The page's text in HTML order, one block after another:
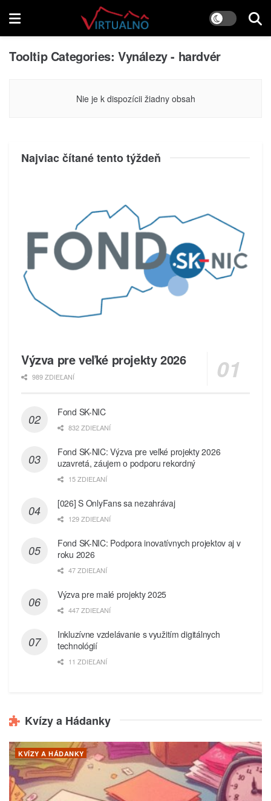
Tooltip Categories:Vynálezy - hardvér
Nie je k dispozícii žiadny obsah
Najviac čítané tento týždeň
Výzva pre veľké projekty 2026
989 ZDIEĽANÍ
Fond SK-NIC
832 ZDIEĽANÍ
Fond SK-NIC: Výzva pre veľké projekty 2026
uzavretá, záujem o podporu rekordný
15 ZDIEĽANÍ
[026] S OnlyFans sa nezahrávaj
129 ZDIEĽANÍ
Fond SK-NIC: Podpora inovatívnych projektov aj v
roku 2026
47 ZDIEĽANÍ
Výzva pre malé projekty 2025
447 ZDIEĽANÍ
Inkluzívne vzdelávanie s využitím digitálnych
technológií
11 ZDIEĽANÍ
Kvízy a Hádanky
KVÍZY A HÁDANKY